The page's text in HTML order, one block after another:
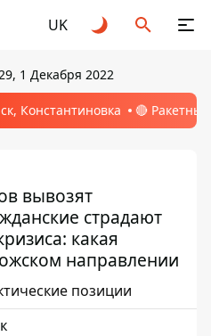
UK
1 Декабря 2022
Константиновка 🔴
вывозят
страдают
какая
направлении
позиции